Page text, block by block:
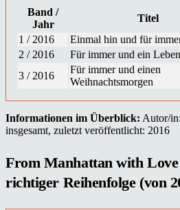
Band /
Jahr
Titel
1 / 2016
Einmal hin und für
2 / 2016
Für immer und ein
3 / 2016
Für immer und einen
Weihnachtsmorgen
Informationen im Überblick: Autor/
insgesamt, zuletzt veröffentlicht: 2016
From Manhattan with
richtiger Reihenfolge (von